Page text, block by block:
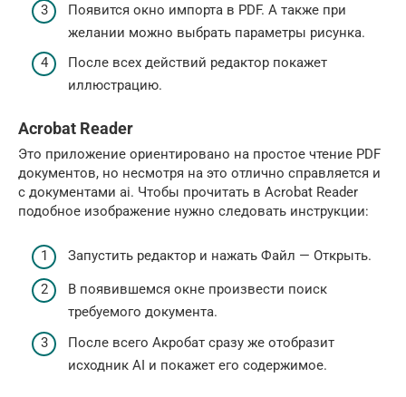
Появится окно импорта в PDF. А также при
желании можно выбрать параметры рисунка.
После всех действий редактор покажет
иллюстрацию.
Acrobat Reader
Это приложение ориентировано на простое чтение PDF
документов, но несмотря на это отлично справляется и
с документами ai. Чтобы прочитать в Acrobat Reader
подобное изображение нужно следовать инструкции:
Запустить редактор и нажать Файл — Открыть.
В появившемся окне произвести поиск
требуемого документа.
После всего Акробат сразу же отобразит
исходник AI и покажет его содержимое.